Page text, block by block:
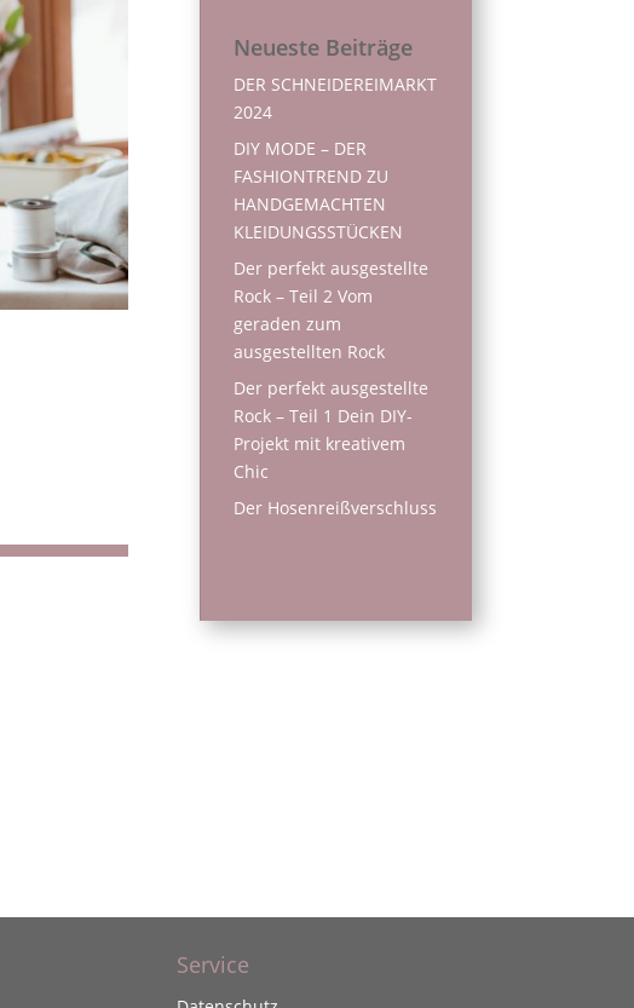
Neueste Beiträge
DER SCHNEIDEREIMARKT
2024
DIY MODE – DER
FASHIONTREND ZU
HANDGEMACHTEN
KLEIDUNGSSTÜCKEN
Der perfekt ausgestellte
Rock – Teil 2 Vom
geraden zum
ausgestellten Rock
Der perfekt ausgestellte
Rock – Teil 1 Dein DIY-
Projekt mit kreativem
Chic
Der Hosenreißverschluss
Service